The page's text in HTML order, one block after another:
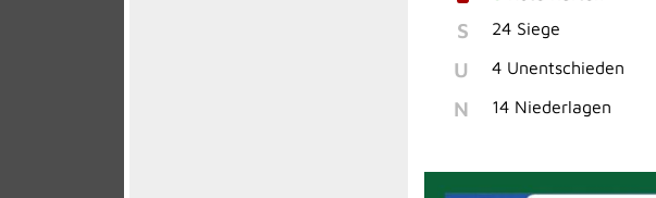
S 24 Siege
U 4 Unentschieden
N 14 Niederlagen